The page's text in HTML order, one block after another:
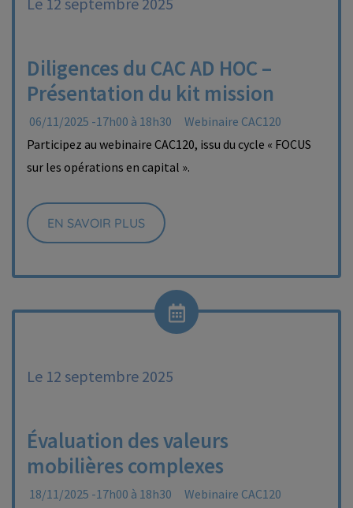
Diligences du CAC AD HOC –
Présentation du kit mission
06/11/2025 -17h00 à 18h30
Webinaire CAC120
Participez au webinaire CAC120, issu du cycle « FOCUS
sur les opérations en capital ».
EN SAVOIR PLUS
Le 12 septembre 2025
Évaluation des valeurs
mobilières complexes
18/11/2025 -17h00 à 18h30
Webinaire CAC120